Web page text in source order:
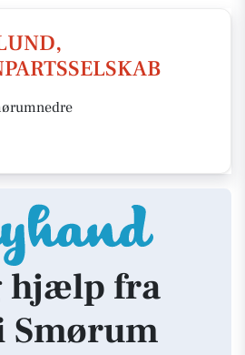
hjælp fra
Smørum